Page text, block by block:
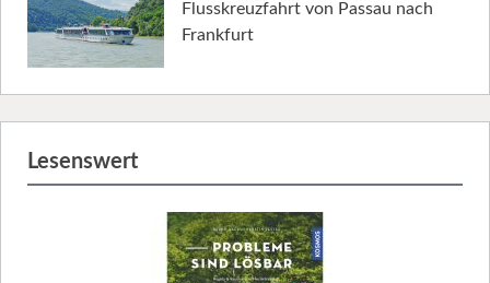
Flusskreuzfahrt von Passau nach
Frankfurt
Lesenswert